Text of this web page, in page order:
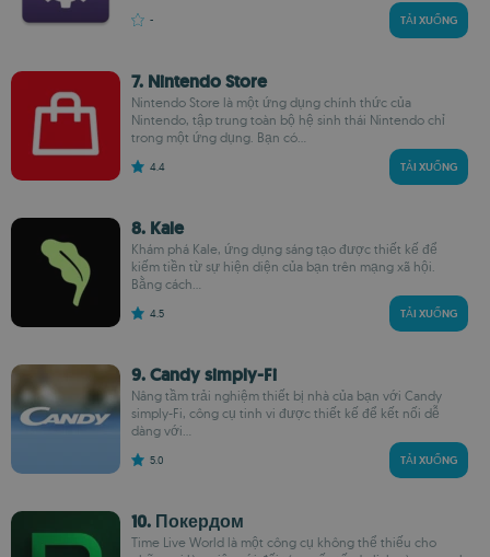
- TẢI XUỐNG
7. Nintendo Store
Nintendo Store là một ứng dụng chính thức của
Nintendo, tập trung toàn bộ hệ sinh thái Nintendo chỉ
trong một ứng dụng. Bạn có...
4.4 TẢI XUỐNG
8. Kale
Khám phá Kale, ứng dụng sáng tạo được thiết kế để
kiếm tiền từ sự hiện diện của bạn trên mạng xã hội.
Bằng cách...
4.5 TẢI XUỐNG
9. Candy simply-Fi
Nâng tầm trải nghiệm thiết bị nhà của bạn với Candy
simply-Fi, công cụ tinh vi được thiết kế để kết nối dễ
dàng với...
5.0 TẢI XUỐNG
10. Покердом
Time Live World là một công cụ không thể thiếu cho